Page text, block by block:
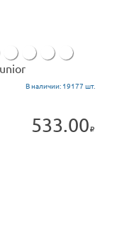
В наличии: 19177 шт.
533.00